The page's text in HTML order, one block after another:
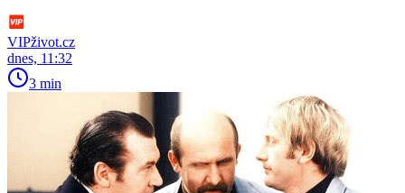
VIPživot.cz
dnes, 11:32
3 min